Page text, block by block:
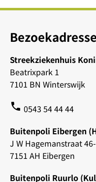
Streekziekenhuis
Beatrixpark 1
7101 BN Winterswijk
phone 0543 54 44 44
Buitenpoli Eibergen
J W Hagemanstraat
7151 AH Eibergen
Buitenpoli Ruurlo